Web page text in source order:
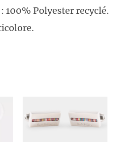
100% Polyester recyclé.